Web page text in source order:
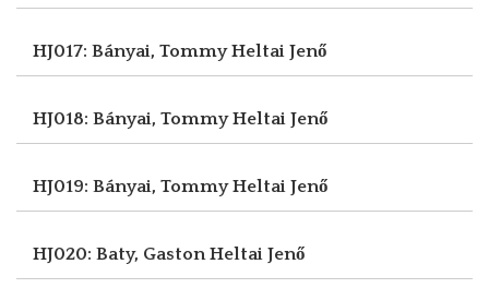
HJ017: Bányai, TommyHeltai Jenő
HJ018: Bányai, TommyHeltai Jenő
HJ019: Bányai, TommyHeltai Jenő
HJ020: Baty, GastonHeltai Jenő